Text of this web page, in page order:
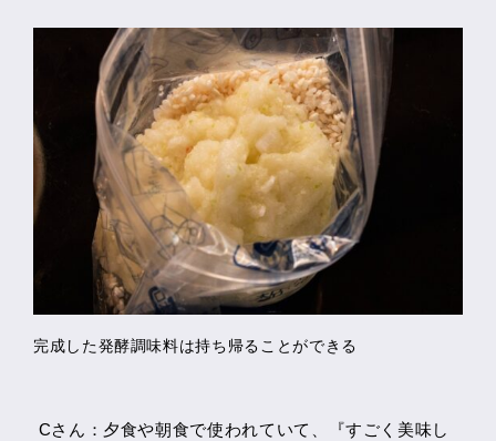
完成した発酵調味料は持ち帰ることができる
Cさん：夕食や朝食で使われていて、『すごく美味し